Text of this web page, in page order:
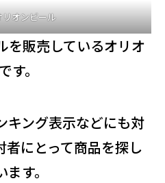
リオンビール
を販売しているオリオ
す。
キング表示などにも対
者にとって商品を探し
す。